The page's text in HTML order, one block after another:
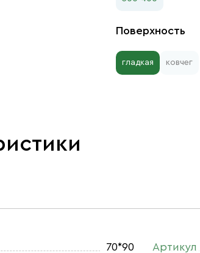
Поверхность
гладкая ковчег
70*90 Артикул